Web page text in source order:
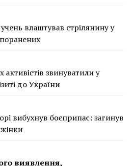
влаштував стрілянину у
звинуватили у
до України
вибухнув боєприпас: загинув
виявлення,